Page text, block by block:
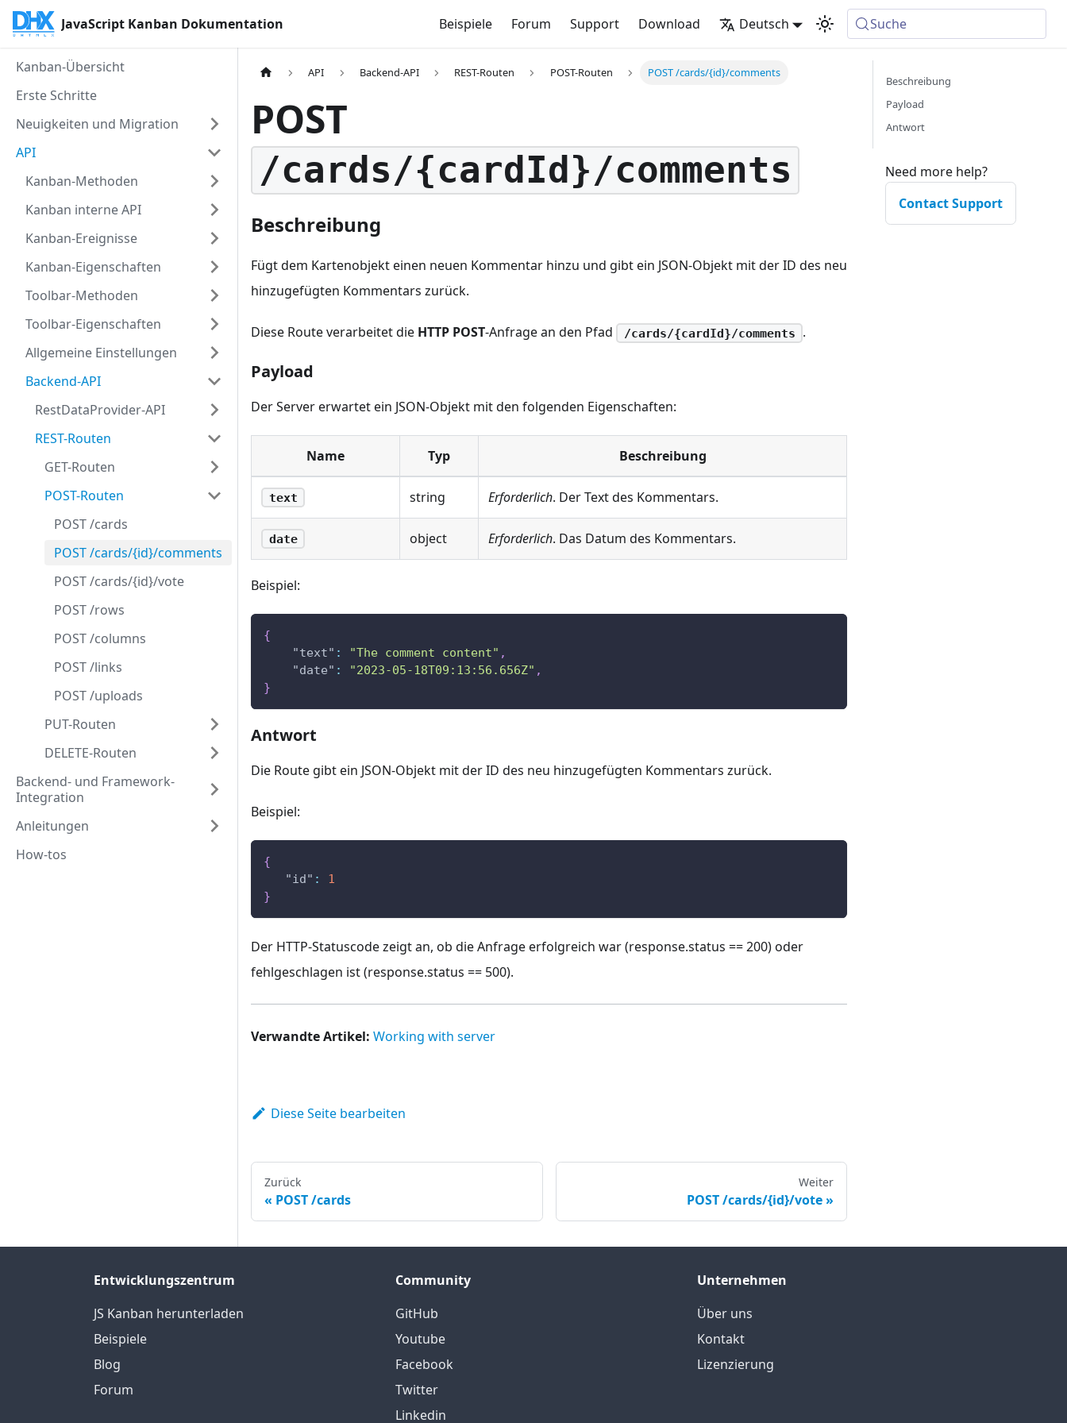
JavaScript Kanban Dokumentation Beispiele Forum Support Download Deutsch Suche
Kanban-Übersicht
Erste Schritte
Neuigkeiten und Migration
API
Kanban-Methoden
Kanban interne API
Kanban-Ereignisse
Kanban-Eigenschaften
Toolbar-Methoden
Toolbar-Eigenschaften
Allgemeine Einstellungen
Backend-API
RestDataProvider-API
REST-Routen
GET-Routen
POST-Routen
POST /cards
POST /cards/{id}/comments
POST /cards/{id}/vote
POST /rows
POST /columns
POST /links
POST /uploads
PUT-Routen
DELETE-Routen
Backend- und Framework-
Integration
Anleitungen
How-tos
API Backend-API REST-Routen POST-Routen POST /cards/{id}/comments
POST
/cards/{cardId}/comments
Beschreibung
Fügt dem Kartenobjekt einen neuen Kommentar hinzu und gibt ein JSON-Objekt mit der ID des neu
hinzugefügten Kommentars zurück.
Diese Route verarbeitet die HTTP POST-Anfrage an den Pfad /cards/{cardId}/comments .
Payload
Der Server erwartet ein JSON-Objekt mit den folgenden Eigenschaften:
Name Typ Beschreibung
text string Erforderlich. Der Text des Kommentars.
date object Erforderlich. Das Datum des Kommentars.
Beispiel:
{
"text" : "The comment content" ,
"date" : "2023-05-18T09:13:56.656Z" ,
}
Antwort
Die Route gibt ein JSON-Objekt mit der ID des neu hinzugefügten Kommentars zurück.
Beispiel:
{
"id" :
1
}
Der HTTP-Statuscode zeigt an, ob die Anfrage erfolgreich war (response.status == 200) oder
fehlgeschlagen ist (response.status == 500).
Verwandte Artikel: Working with server
Diese Seite bearbeiten
Zurück
POST /cards
Weiter
POST /cards/{id}/vote
Beschreibung
Payload
Antwort
Need more help?
Contact Support
Entwicklungszentrum
JS Kanban herunterladen
Beispiele
Blog
Forum
Community
GitHub
Youtube
Facebook
Twitter
Linkedin
Unternehmen
Über uns
Kontakt
Lizenzierung